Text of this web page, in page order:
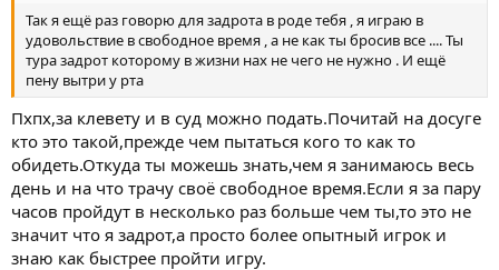
Так я ещё раз говорю для задрота в роде тебя , я играю в
удовольствие в свободное время , а не как ты бросив все .... Ты
тура задрот которому в жизни нах не чего не нужно . И ещё
пену вытри у рта
Пхпх,за клевету и в суд можно подать.Почитай на досуге
кто это такой,прежде чем пытаться кого то как то
обидеть.Откуда ты можешь знать,чем я занимаюсь весь
день и на что трачу своё свободное время.Если я за пару
часов пройдут в несколько раз больше чем ты,то это не
значит что я задрот,а просто более опытный игрок и
знаю как быстрее пройти игру.